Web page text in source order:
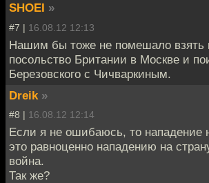
SHOEI »
#7 | 16.08.12 12:13
Нашим бы тоже не помешало
посольство Британии в Москве и
Березовского с Чичваркиным.
Dreik »
#8 | 16.08.12 12:14
Если я не ошибаюсь, то нападение
это равноценно нападению на
война.
Так же?